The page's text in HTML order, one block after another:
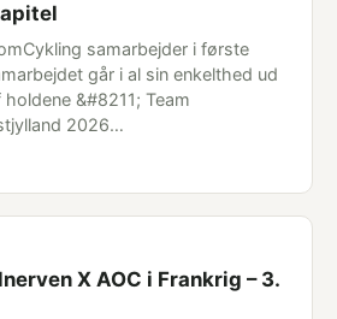
samarbejder i første
går i al sin enkelthed ud
&#8211; Team
2026…
X AOC i Frankrig – 3.